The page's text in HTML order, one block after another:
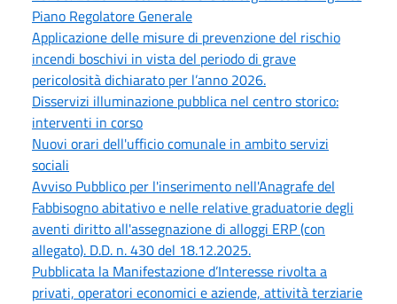
Piano Regolatore Generale
Applicazione delle misure di prevenzione del rischio
incendi boschivi in vista del periodo di grave
pericolosità dichiarato per l’anno 2026.
Disservizi illuminazione pubblica nel centro storico:
interventi in corso
Nuovi orari dell'ufficio comunale in ambito servizi
sociali
Avviso Pubblico per l'inserimento nell'Anagrafe del
Fabbisogno abitativo e nelle relative graduatorie degli
aventi diritto all'assegnazione di alloggi ERP (con
allegato). D.D. n. 430 del 18.12.2025.
Pubblicata la Manifestazione d’Interesse rivolta a
privati, operatori economici e aziende, attività terziarie